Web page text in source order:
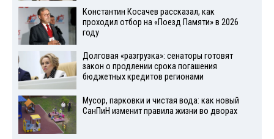
Константин Косачев рассказал, как
проходил отбор на «Поезд Памяти» в 2026
году
Долговая «разгрузка»: сенаторы готовят
закон о продлении срока погашения
бюджетных кредитов регионами
Мусор, парковки и чистая вода: как новый
СанПиН изменит правила жизни во дворах